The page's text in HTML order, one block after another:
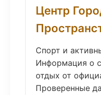
Центр
Спорт и
Информация о
отдых от
Проверенные